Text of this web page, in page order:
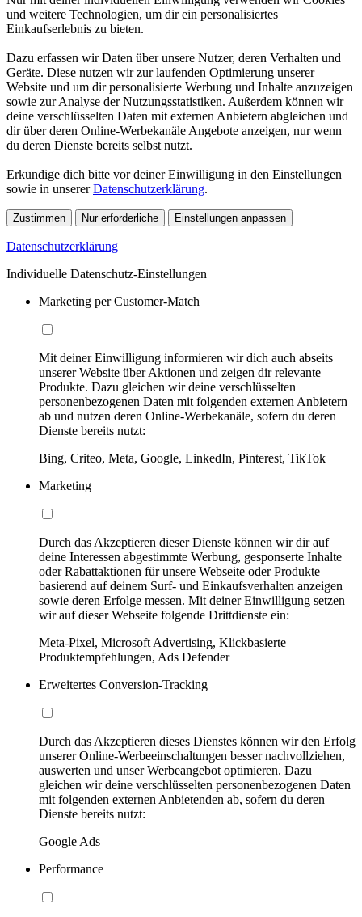
und weitere Technologien, um dir ein personalisiertes
Einkaufserlebnis zu bieten.
Dazu erfassen wir Daten über unsere Nutzer, deren Verhalten und
Geräte. Diese nutzen wir zur laufenden Optimierung unserer
Website und um dir personalisierte Werbung und Inhalte anzuzeigen
sowie zur Analyse der Nutzungsstatistiken. Außerdem können wir
deine verschlüsselten Daten mit externen Anbietern abgleichen und
dir über deren Online-Werbekanäle Angebote anzeigen, nur wenn
du deren Dienste bereits selbst nutzt.
Erkundige dich bitte vor deiner Einwilligung in den Einstellungen
sowie in unsererDatenschutzerklärung.
Zustimmen Nur erforderliche Einstellungen anpassen
Datenschutzerklärung
Individuelle Datenschutz-Einstellungen
Marketing per Customer-Match
Mit deiner Einwilligung informieren wir dich auch abseits
unserer Website über Aktionen und zeigen dir relevante
Produkte. Dazu gleichen wir deine verschlüsselten
personenbezogenen Daten mit folgenden externen Anbietern
ab und nutzen deren Online-Werbekanäle, sofern du deren
Dienste bereits nutzt:
Bing, Criteo, Meta, Google, LinkedIn, Pinterest, TikTok
Marketing
Durch das Akzeptieren dieser Dienste können wir dir auf
deine Interessen abgestimmte Werbung, gesponserte Inhalte
oder Rabattaktionen für unsere Webseite oder Produkte
basierend auf deinem Surf- und Einkaufsverhalten anzeigen
sowie deren Erfolge messen. Mit deiner Einwilligung setzen
wir auf dieser Webseite folgende Drittdienste ein:
Meta-Pixel, Microsoft Advertising, Klickbasierte
Produktempfehlungen, Ads Defender
Erweitertes Conversion-Tracking
Durch das Akzeptieren dieses Dienstes können wir den Erfolg
unserer Online-Werbeeinschaltungen besser nachvollziehen,
auswerten und unser Werbeangebot optimieren. Dazu
gleichen wir deine verschlüsselten personenbezogenen Daten
mit folgenden externen Anbietenden ab, sofern du deren
Dienste bereits nutzt:
Google Ads
Performance